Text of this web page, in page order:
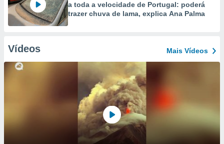
a toda a velocidade de Portugal: poderá
trazer chuva de lama, explica Ana Palma
Vídeos Mais Vídeos